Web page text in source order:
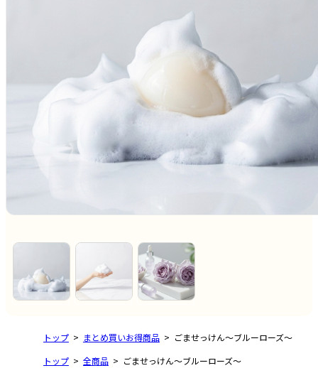
トップ まとめ買いお得商品
ごませっけん～ブルーローズ～
トップ
全商品
ごませっけん～ブルーローズ～